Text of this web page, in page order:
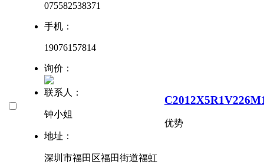
075582538371
手机：
19076157814
询价：
联系人：
钟小姐
地址：
深圳市福田区福田街道福虹
优势